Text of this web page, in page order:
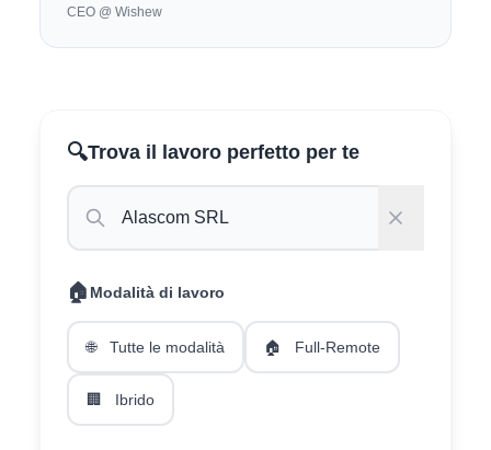
CEO @ Wishew
🔍Trova il lavoro perfetto per te
🏠 Modalità di lavoro
🌐 Tutte le modalità 🏠 Full-Remote
🏢 Ibrido